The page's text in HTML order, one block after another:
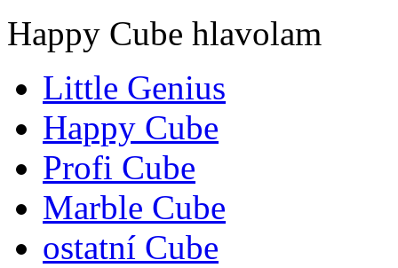
Happy Cube hlavolam
Little Genius
Happy Cube
Profi Cube
Marble Cube
ostatní Cube